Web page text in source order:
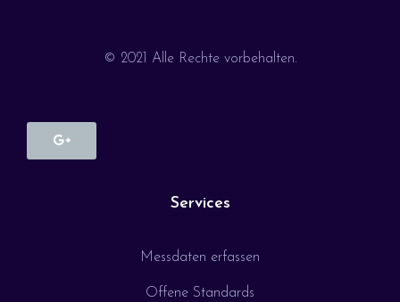
© 2021 Alle Rechte vorbehalten.
Services
Messdaten erfassen
Offene Standards